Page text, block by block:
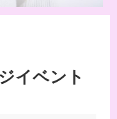
イベント